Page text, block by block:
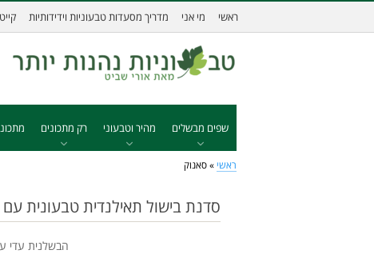
ראשי מי אני מדריך מסעדות טבעוניות וידידותיות
שפים מבשלים מהיר וטבעוני רק מתכונים
ראשי » סאנוק
סדנת בישול תאילנדית טבעונית עם
הבשלנית עדי